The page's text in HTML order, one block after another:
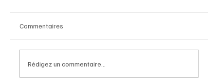
Commentaires
Rédigez un commentaire...